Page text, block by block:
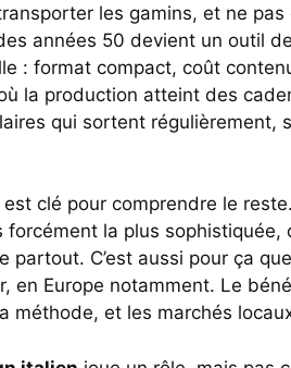
les gamins, et ne
années 50 devient un outil
: format compact, coût
la production atteint des
qui sortent régulièrement,
clé pour comprendre le
forcément la plus sophistiquée,
partout. C’est aussi pour ça
en Europe notamment. Le
méthode, et les marchés